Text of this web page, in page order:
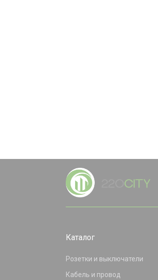
Каталог
Розетки и выключатели
Кабель и провод